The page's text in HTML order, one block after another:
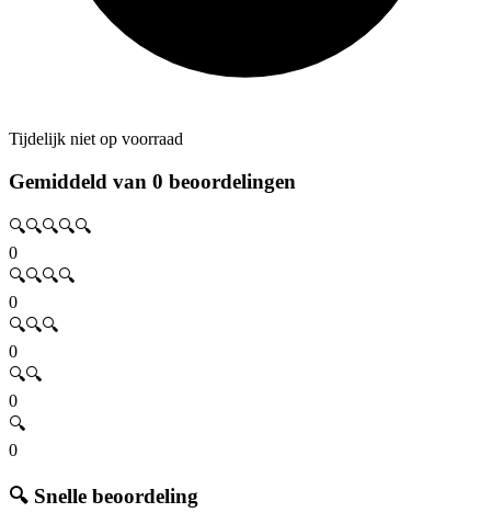
Tijdelijk niet op voorraad
Gemiddeld van 0 beoordelingen
🔍🔍🔍🔍🔍
0
🔍🔍🔍🔍
0
🔍🔍🔍
0
🔍🔍
0
🔍
0
🔍 Snelle beoordeling